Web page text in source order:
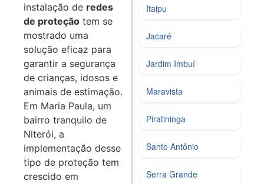
instalação de redes
de proteção tem se
mostrado uma
solução eficaz para
garantir a segurança
de crianças, idosos e
animais de estimação.
Em Maria Paula, um
bairro tranquilo de
Niterói, a
implementação desse
tipo de proteção tem
crescido em
Itaipu
Jacaré
Jardim Imbuí
Maravista
Piratininga
Santo Antônio
Serra Grande